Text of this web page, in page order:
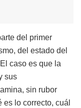
del primer
del estado del
caso es que la
sus
sin rubor
lo correcto, cuál